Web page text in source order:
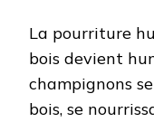
La pourriture
bois devient
champignons
bois, se